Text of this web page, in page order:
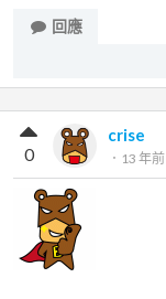
回應
crise
． 13 年前
0